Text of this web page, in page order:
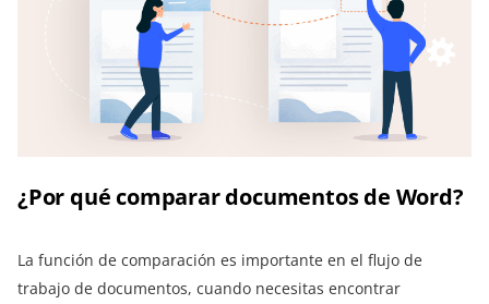
¿Por qué comparar documentos de Word?
La función de comparación es importante en el flujo de
trabajo de documentos, cuando necesitas encontrar